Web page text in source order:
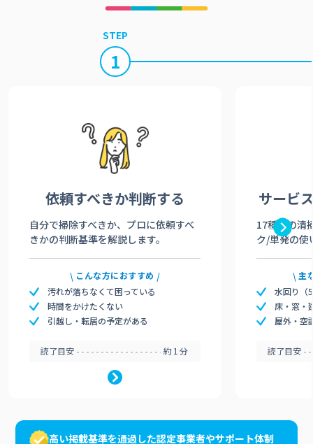
STEP
1
依頼すべきか判断する
自分で掃除すべきか、プロに依頼すべ
きかの判断基準を解説します。
こんな方におすすめ
汚れが落ちなくて困っている
時間をかけたくない
引越し・転居の予定がある
読了目安 約1分
サービ
17種類の清
ク/単発の使
主
水回り（
床・窓・
屋外・空
読了目安
高い掲載基準を通過した認定事業者やサポート体制